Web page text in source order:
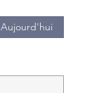
Aujourd'hui